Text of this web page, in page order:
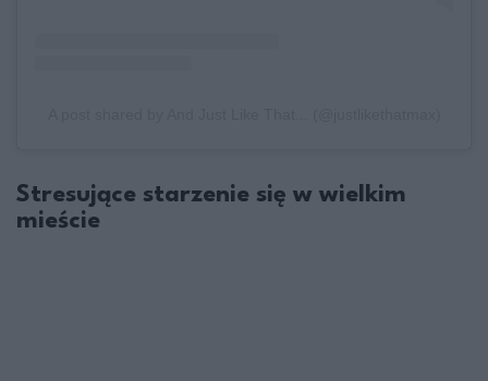
Stresujące starzenie się w wielkim
mieście